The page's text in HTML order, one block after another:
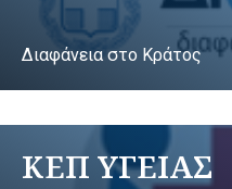
Διαφάνεια στο Κράτος
ΚΕΠ ΥΓΕΙΑΣ